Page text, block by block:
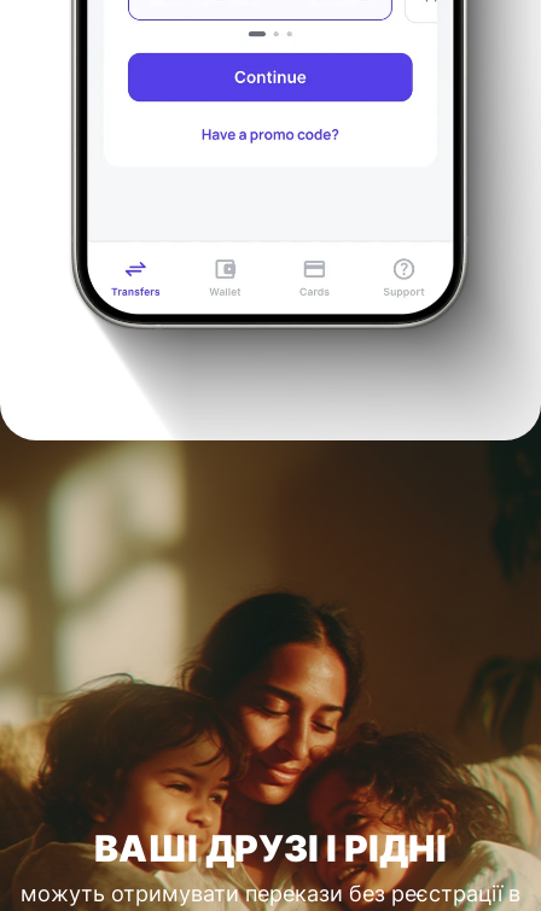
ВАШІ ДРУЗІ І РІДНІ
можуть отримувати перекази без реєстрації в